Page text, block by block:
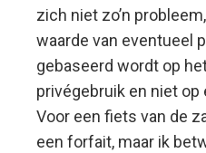
zich niet zo’n
waarde van eventueel
gebaseerd wordt op
privégebruik en niet op
Voor een fiets van de
een forfait, maar ik